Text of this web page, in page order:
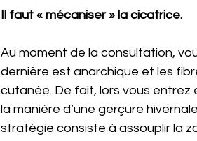
Il faut « mécaniser » la cicatrice.
Au moment de la consultation,
dernière est anarchique et les
cutanée. De fait, lors vous entrez
la manière d’une gerçure
stratégie consiste à assouplir la